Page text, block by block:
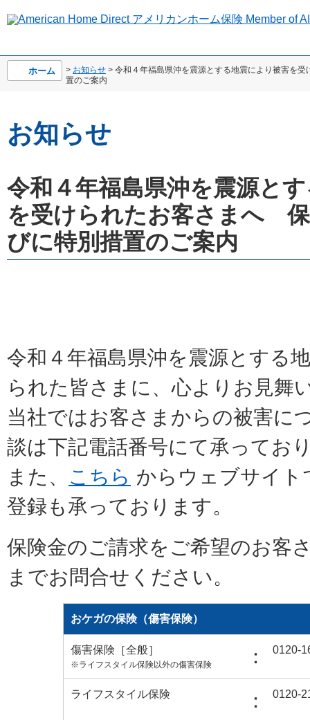
ホーム > お知らせ > 令和４年福島県沖を震源とする地震により被害を
置のご案内
お知らせ
令和４年福島県沖を震源と
を受けられたお客さまへ
びに特別措置のご案内
令和４年福島県沖を震源とする
られた皆さまに、心よりお見舞
当社ではお客さまからの被害に
談は下記電話番号にて承ってお
また、 こちら からウェブサイト
登録も承っております。
保険金のご請求をご希望のお客
までお問合せください。
おケガの保険（傷害保険）
傷害保険［全般］
※ライフスタイル保険以外の傷害保険 ： 0120-
ライフスタイル保険 ： 0120-